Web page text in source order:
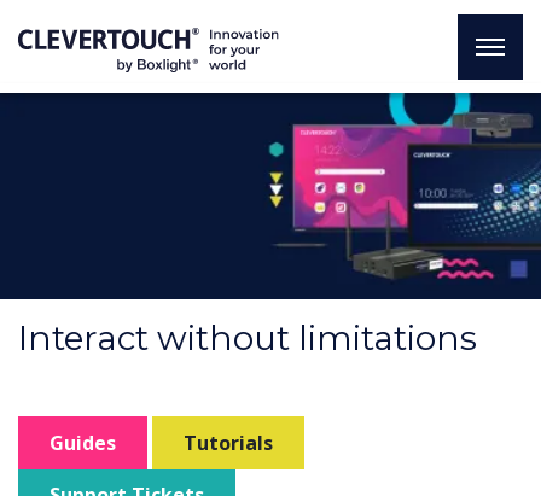
Interact without limitations
Guides
Tutorials